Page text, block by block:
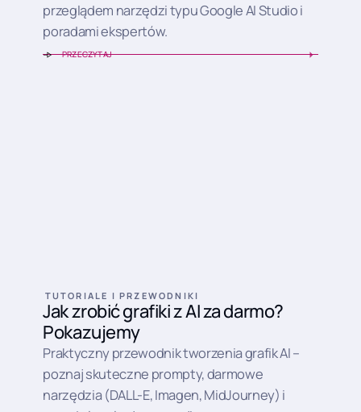
przeglądem narzędzi typu Google AI Studio i
poradami ekspertów.
PRZECZYTAJ
TUTORIALE I PRZEWODNIKI
Jak zrobić grafiki z AI za darmo?
Pokazujemy
Praktyczny przewodnik tworzenia grafik AI –
poznaj skuteczne prompty, darmowe
narzędzia (DALL-E, Imagen, MidJourney) i